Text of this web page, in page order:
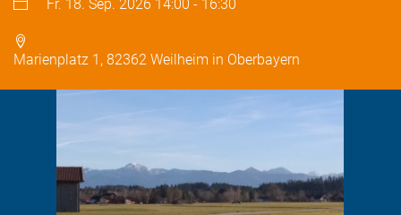
Fr. 18. Sep. 2026 14:00 - 16:30
Marienplatz 1, 82362 Weilheim in Oberbayern